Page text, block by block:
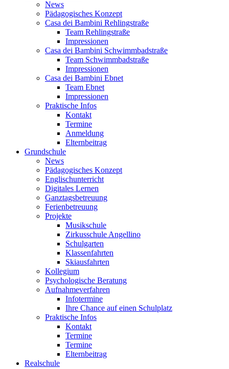
News
Pädagogisches Konzept
Casa dei Bambini Rehlingstraße
Team Rehlingstraße
Impressionen
Casa dei Bambini Schwimmbadstraße
Team Schwimmbadstraße
Impressionen
Casa dei Bambini Ebnet
Team Ebnet
Impressionen
Praktische Infos
Kontakt
Termine
Anmeldung
Elternbeitrag
Grundschule
News
Pädagogisches Konzept
Englischunterricht
Digitales Lernen
Ganztagsbetreuung
Ferienbetreuung
Projekte
Musikschule
Zirkusschule Angellino
Schulgarten
Klassenfahrten
Skiausfahrten
Kollegium
Psychologische Beratung
Aufnahmeverfahren
Infotermine
Ihre Chance auf einen Schulplatz
Praktische Infos
Kontakt
Termine
Termine
Elternbeitrag
Realschule